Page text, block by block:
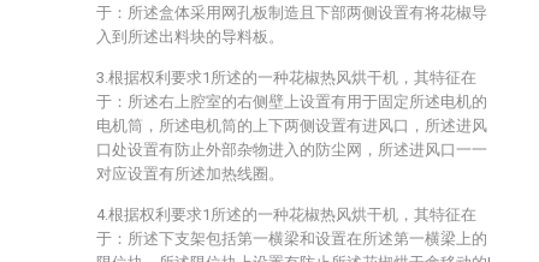
于：所述盒体采用网孔板制造且下部两侧设置有将花椒导
入到所述出料块的导料板。
3.根据权利要求1所述的一种花椒热风烘干机，其特征在
于：所述右上腔室的右侧壁上设置有用于固定所述电机的
电机筒，所述电机筒的上下两侧设置有进风口，所述进风
口处设置有防止外部杂物进入的防尘网，所述进风口一一
对应设置有所述加热线圈。
4.根据权利要求1所述的一种花椒热风烘干机，其特征在
于：所述下支架包括第一横梁和设置在所述第一横梁上的